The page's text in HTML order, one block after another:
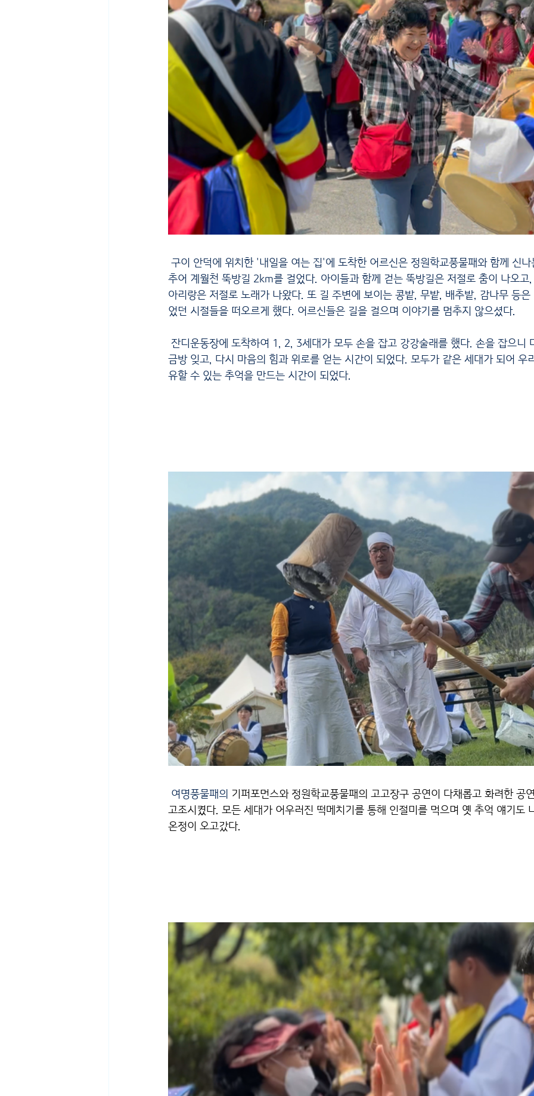
추어 계월천 뚝방길 2km를 걸었다. 아이들과 함께 걷는 뚝방길은 저절로 춤이 나오고
아리랑은 저절로 노래가 나왔다. 또 길 주변에 보이는 콩밭, 무밭, 배추밭, 감나무 등은
었던 시절들을 떠오르게 했다. 어르신들은 길을 걸으며 이야기를 멈추지 않으셨다.
금방 잊고, 다시 마음의 힘과 위로를 얻는 시간이 되었다. 모두가 같은 세대가 되어 우
유할 수 있는 추억을 만드는 시간이 되었다.
여명풍물패의 기퍼포먼스와 정원학교풍물패의 고고장구 공연이 다채롭고 화려한 공
고조시켰다. 모든 세대가 어우러진 떡메치기를 통해 인절미를 먹으며 옛 추억 얘기도
온정이 오고갔다.